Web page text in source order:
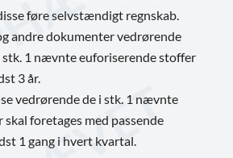
føre selvstændigt regnskab.
andre dokumenter vedrørende
stk. 1 nævnte euforiserende stoffer
3 år.
vedrørende de i stk. 1 nævnte
foretages med passende
1 gang i hvert kvartal.